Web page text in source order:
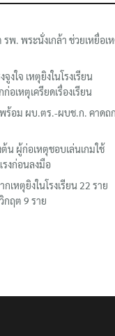
พ. พระนั่งเกล้า ช่วยเหยื่อเ
งใจ เหตุยิงในโรงเรียน
เหตุเครียดเรื่องเรียน
ร้อม ผบ.ตร.-ผบช.ก. คาดถก
น ผู้ก่อเหตุชอบเล่นเกมใช้
งก่อนลงมือ
เหตุยิงในโรงเรียน 22 ราย
กฤต 9 ราย